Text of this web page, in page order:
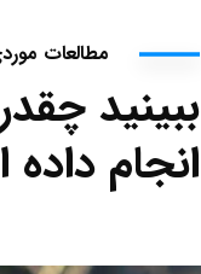
مطالعات
ببینید
انجام داده